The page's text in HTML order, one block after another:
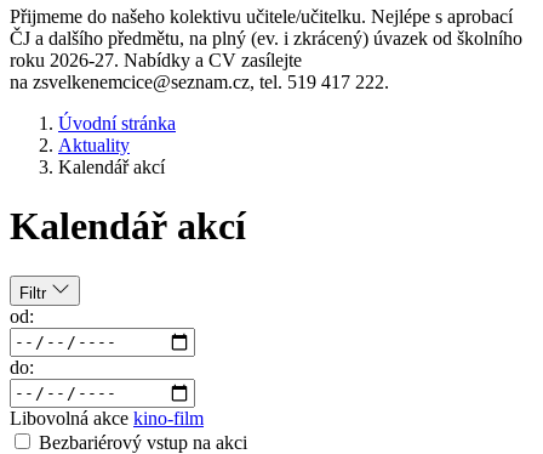
Přijmeme do našeho kolektivu učitele/učitelku. Nejlépe s aprobací
ČJ a dalšího předmětu, na plný (ev. i zkrácený) úvazek od školního
roku 2026-27. Nabídky a CV zasílejte
na zsvelkenemcice@seznam.cz, tel. 519 417 222.
Úvodní stránka
Aktuality
Kalendář akcí
Kalendář akcí
Filtr
od:
do:
Libovolná akce kino-film
Bezbariérový vstup na akci